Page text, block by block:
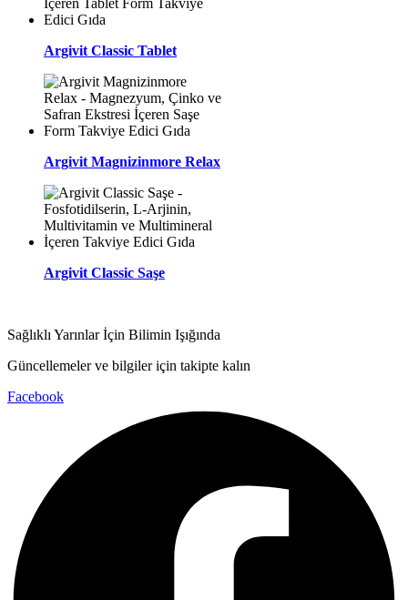
Argivit Classic Tablet
Argivit Magnizinmore Relax
Argivit Classic Saşe
Sağlıklı Yarınlar İçin Bilimin Işığında
Güncellemeler ve bilgiler için takipte kalın
Facebook